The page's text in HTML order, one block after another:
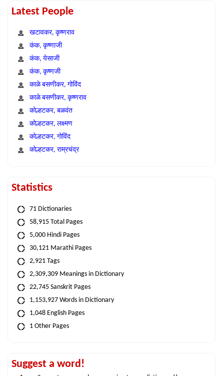
Latest People
खटावकर, कृष्णराव
कंक, कृष्णाजी
कंक, येसाजी
कंक, कृष्णजी
काळे बसणीकर, गोविंद
काळे बसणीकर, कृष्णराव
कोल्हटकर, बळवंत
कोल्हटकर, लक्ष्मण
कोल्हटकर, गोविंद
कोल्हटकर, राम्रचंद्र
Statistics
71 Dictionaries
58,915 Total Pages
5,000 Hindi Pages
30,121 Marathi Pages
2,921 Tags
2,309,309 Meanings in Dictionary
22,745 Sanskrit Pages
1,153,927 Words in Dictionary
1,048 English Pages
1 Other Pages
Suggest a word!